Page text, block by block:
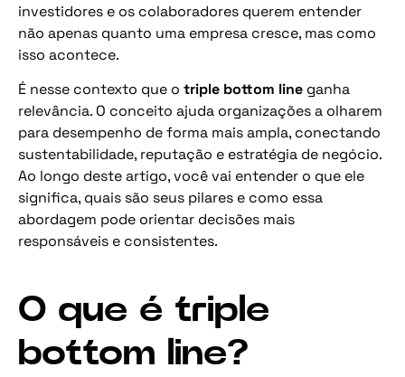
investidores e os colaboradores querem entender
não apenas quanto uma empresa cresce, mas como
isso acontece.
É nesse contexto que o triple bottom line ganha
relevância. O conceito ajuda organizações a olharem
para desempenho de forma mais ampla, conectando
sustentabilidade, reputação e estratégia de negócio.
Ao longo deste artigo, você vai entender o que ele
significa, quais são seus pilares e como essa
abordagem pode orientar decisões mais
responsáveis e consistentes.
O que é triple
bottom line?